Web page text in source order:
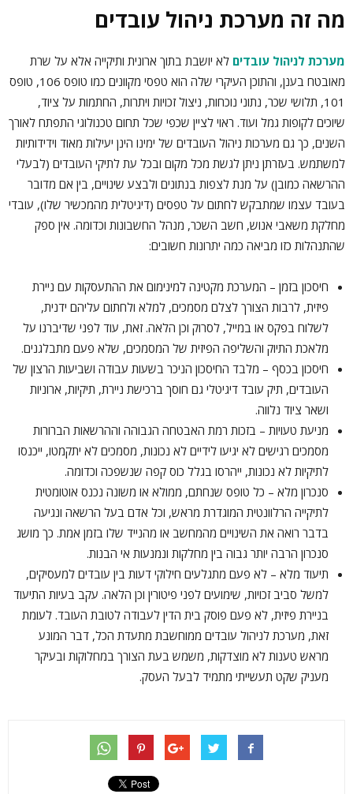
מה זה מערכת ניהול עובדים
מערכת לניהול עובדים לא יושבת בתוך ארונית ותיקייה אלא על שרת
מאובטח בענן, והתוכן העיקרי שלה הוא טפסי מקוונים כמו טופס 106, טופס
101, תלושי שכר, נתוני נוכחות, ניצול זכויות ויתרות, החתמות על ציוד,
שיוכים לקופות גמל ועוד. ראוי לציין שכפי שכל תחום טכנולוגי התפתח לאורך
השנים, כך גם מערכות ניהול העובדים של ימינו הינן יעילות מאוד וידידותיות
למשתמש. בעזרתן ניתן לגשת מכל מקום ובכל עת לתיקי העובדים (לבעלי
ההרשאה כמובן) על מנת לצפות בנתונים ולבצע שינויים, בין אם מדובר
בעובד עצמו שמתבקש לחתום על טפסים (דיגיטלית מהמכשיר שלו), עובדי
מחלקת משאבי אנוש, חשב השכר, מנהל החשבונות וכדומה. אין ספק
שהתנהלות כזו מביאה כמה יתרונות חשובים:
חיסכון בזמן – המערכת מקטינה למינימום את ההתעסקות עם ניירת
פיזית, לרבות הצורך לצלם מסמכים, למלא ולחתום עליהם ידנית,
לשלוח בפקס או במייל, לסרוק וכן הלאה. זאת, עוד לפני שדיברנו על
מלאכת התיוק והשליפה הפיזית של המסמכים, שלא פעם מתבלגנים.
חיסכון בכסף – מלבד החיסכון הניכר בשעות עבודה ושביעות הרצון של
העובדים, תיק עובד דיגיטלי גם חוסך ברכישת ניירת, תיקיות, ארוניות
ושאר ציוד נלווה.
מניעת טעויות – בזכות רמת האבטחה הגבוהה וההרשאות הברורות
מסמכים רגישים לא יגיעו לידיים לא נכונות, מסמכים לא יתקמטו, ייכנסו
לתיקיות לא נכונות, ייהרסו בגלל כוס קפה שנשפכה וכדומה.
סנכרון מלא – כל טופס שנחתם, ממולא או משונה נכנס אוטומטית
לתיקייה הרלוונטית המוגדרת מראש, וכל אדם בעל הרשאה ונגיעה
בדבר רואה את השינויים מהמחשב או מהנייד שלו בזמן אמת. כך מושג
סנכרון הרבה יותר גבוה בין מחלקות ונמנעות אי הבנות.
תיעוד מלא – לא פעם מתגלעים חילוקי דעות בין עובדים למעסיקים,
למשל סביב זכויות, שימועים לפני פיטורין וכן הלאה. עקב בעיות התיעוד
בניירת פיזית, לא פעם פוסק בית הדין לעבודה לטובת העובד. לעומת
זאת, מערכת לניהול עובדים ממוחשבת מתעדת הכל, דבר המונע
מראש טענות לא מוצדקות, משמש בעת הצורך במחלוקות ובעיקר
מעניק שקט תעשייתי מתמיד לבעל העסק.